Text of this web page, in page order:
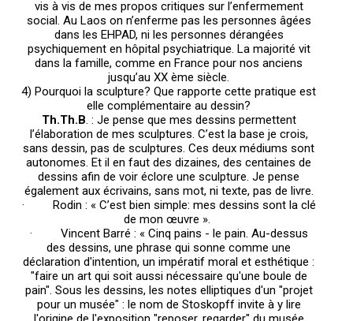
vis à vis de mes propos critiques sur l’enfermement
social. Au Laos on n’enferme pas les personnes âgées
dans les EHPAD, ni les personnes dérangées
psychiquement en hôpital psychiatrique. La majorité vit
dans la famille, comme en France pour nos anciens
jusqu’au XX ème siècle.
4) Pourquoi la sculpture? Que rapporte cette pratique est
elle complémentaire au dessin?
Th.Th.B. : Je pense que mes dessins permettent
l’élaboration de mes sculptures. C’est la base je crois,
sans dessin, pas de sculptures. Ces deux médiums sont
autonomes. Et il en faut des dizaines, des centaines de
dessins afin de voir éclore une sculpture. Je pense
également aux écrivains, sans mot, ni texte, pas de livre.
· Rodin : « C’est bien simple: mes dessins sont la clé
de mon œuvre ».
· Vincent Barré : « Cinq pains - le pain. Au-dessus
des dessins, une phrase qui sonne comme une
déclaration d'intention, un impératif moral et esthétique :
"faire un art qui soit aussi nécessaire qu'une boule de
pain". Sous les dessins, les notes elliptiques d'un "projet
pour un musée" : le nom de Stoskopff invite à y lire